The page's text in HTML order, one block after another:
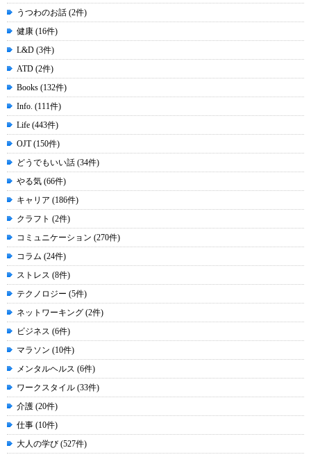
うつわのお話 (2件)
健康 (16件)
L&D (3件)
ATD (2件)
Books (132件)
Info. (111件)
Life (443件)
OJT (150件)
どうでもいい話 (34件)
やる気 (66件)
キャリア (186件)
クラフト (2件)
コミュニケーション (270件)
コラム (24件)
ストレス (8件)
テクノロジー (5件)
ネットワーキング (2件)
ビジネス (6件)
マラソン (10件)
メンタルヘルス (6件)
ワークスタイル (33件)
介護 (20件)
仕事 (10件)
大人の学び (527件)